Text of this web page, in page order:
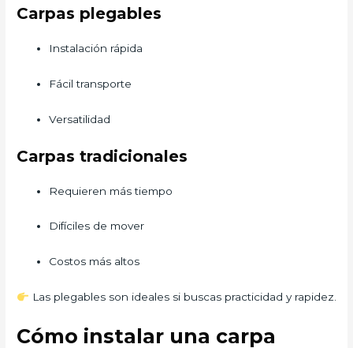
Carpas plegables
Instalación rápida
Fácil transporte
Versatilidad
Carpas tradicionales
Requieren más tiempo
Difíciles de mover
Costos más altos
Las plegables son ideales si buscas practicidad y rapidez.
Cómo instalar una carpa